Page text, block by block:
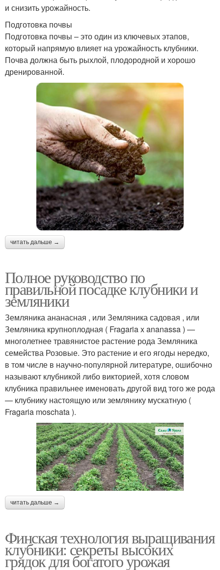
и снизить урожайность.
Подготовка почвы
Подготовка почвы – это один из ключевых этапов,
который напрямую влияет на урожайность клубники.
Почва должна быть рыхлой, плодородной и хорошо
дренированной.
читать дальше →
Полное руководство по
правильной посадке клубники и
земляники
Земляника ананасная , или Земляника садовая , или
Земляника крупноплодная ( Fragaria x ananassa ) —
многолетнее травянистое растение рода Земляника
семейства Розовые. Это растение и его ягоды нередко,
в том числе в научно-популярной литературе, ошибочно
называют клубникой либо викторией, хотя словом
клубника правильнее именовать другой вид того же рода
— клубнику настоящую или землянику мускатную (
Fragaria moschata ).
читать дальше →
Финская технология выращивания
клубники: секреты высоких
грядок для богатого урожая